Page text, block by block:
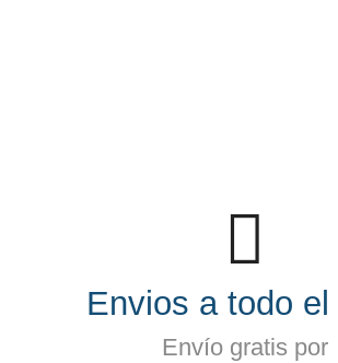
Envios a todo
Envío gratis por